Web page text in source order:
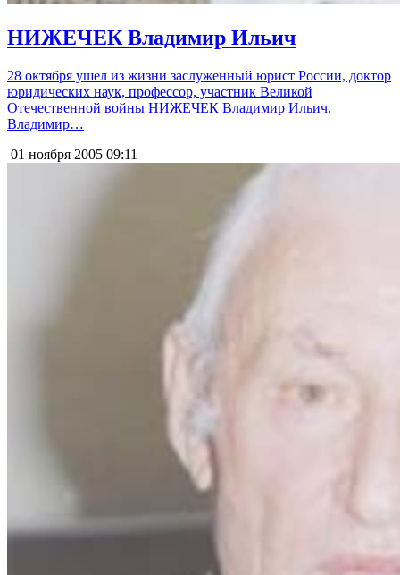
НИЖЕЧЕК Владимир Ильич
28 октября ушел из жизни заслуженный юрист России, доктор
юридических наук, профессор, участник Великой
Отечественной войны НИЖЕЧЕК Владимир Ильич.
Владимир…
01 ноября 2005 09:11